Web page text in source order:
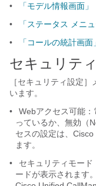
•
「モデル情報画面」
•
「ステータス メニュ
•
「コールの統計画面」
セキュリテ
［セキュリティ設定
います。
•
Webアクセス可能
っているか、無効（
セスの設定は、
ます。
•
セキュリティモー
ードが表示されます